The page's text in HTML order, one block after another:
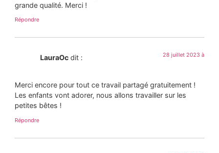
grande qualité. Merci !
Répondre
LauraOc dit : 28 juillet 2023 à
Merci encore pour tout ce travail partagé gratuitement !
Les enfants vont adorer, nous allons travailler sur les
petites bêtes !
Répondre